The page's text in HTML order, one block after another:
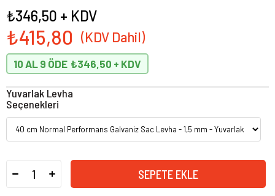
₺415,80
₺346,50 + KDV
10 AL 9 ÖDE ₺346,50
Yuvarlak Levha
Seçenekleri